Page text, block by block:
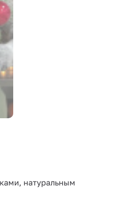
натуральным